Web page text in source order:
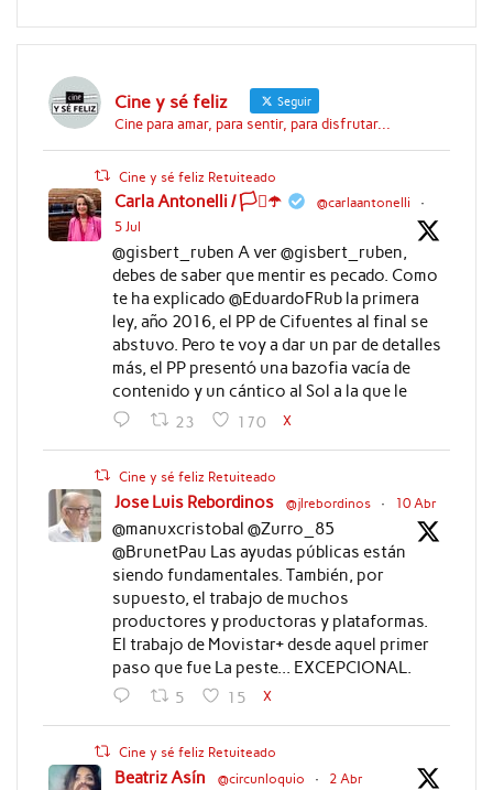
Cine y sé feliz Seguir
Cine para amar, para sentir, para disfrutar...
Cine y sé feliz Retuiteado
Carla Antonelli / 🏳️‍⚧️☂️ @carlaantonelli
·
5 Jul
@gisbert_ruben A ver @gisbert_ruben,
debes de saber que mentir es pecado. Como
te ha explicado @EduardoFRub la primera
ley, año 2016, el PP de Cifuentes al final se
abstuvo. Pero te voy a dar un par de detalles
más, el PP presentó una bazofia vacía de
contenido y un cántico al Sol a la que le
23 170 X
Cine y sé feliz Retuiteado
Jose Luis Rebordinos @jlrebordinos · 10 Abr
@manuxcristobal @Zurro_85
@BrunetPau Las ayudas públicas están
siendo fundamentales. También, por
supuesto, el trabajo de muchos
productores y productoras y plataformas.
El trabajo de Movistar+ desde aquel primer
paso que fue La peste... EXCEPCIONAL.
5 15 X
Cine y sé feliz Retuiteado
Beatriz Asín @circunloquio · 2 Abr